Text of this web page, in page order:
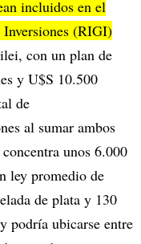
incluidos en el
Inversiones (RIGI)
con un plan de
y U$S 10.500
de
al sumar ambos
unos 6.000
ley promedio de
de plata y 130
podría ubicarse entre